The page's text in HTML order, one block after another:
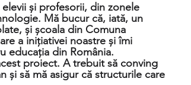
și profesorii, din zonele
Mă bucur că, iată, un
și școala din Comuna
a inițiativei noastre și îmi
educația din România.
proiect. A trebuit să conving
și să mă asigur că structurile care